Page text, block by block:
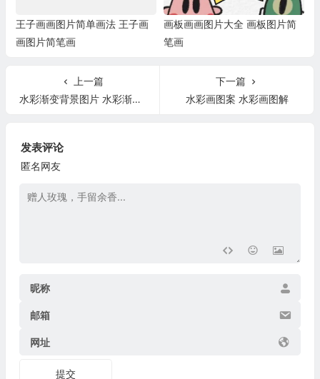
王子画画图片简单画法 王子画
画图片简笔画
画板画画图片大全 画板图片简
笔画
上一篇
水彩渐变背景图片 水彩渐变背景图片大全
下一篇
水彩画图案 水彩画图解
发表评论
匿名网友
昵称
邮箱
网址
提交